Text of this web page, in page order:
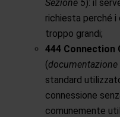
Sezione 5): il
richiesta perché i
troppo grandi;
444 Connection
(
standard
connessione
comunemente